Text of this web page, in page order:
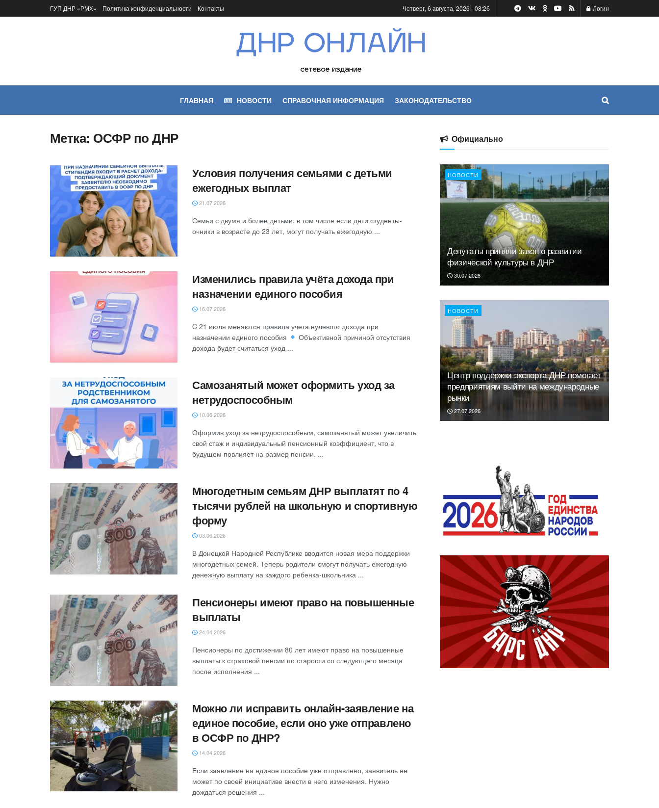
ГУП ДНР «РМХ» Политика конфиденциальности Контакты Четверг, 6 августа, 2026 - 08:26 Логин
ГЛАВНАЯ НОВОСТИ СПРАВОЧНАЯ ИНФОРМАЦИЯ ЗАКОНОДАТЕЛЬСТВО
Метка: ОСФР по ДНР
Условия получения семьями с детьми
ежегодных выплат
21.07.2026
Семьи с двумя и более детьми, в том числе если дети студенты-
очники в возрасте до 23 лет, могут получать ежегодную ...
Изменились правила учёта дохода при
назначении единого пособия
16.07.2026
C 21 июля меняются правила учета нулевого дохода при
назначении единого пособия
Объективной причиной отсутствия
дохода будет считаться уход ...
Самозанятый может оформить уход за
нетрудоспособным
10.06.2026
Оформив уход за нетрудоспособным, самозанятый может увеличить
свой стаж и индивидуальный пенсионный коэффициент, что в
будущем повлияет на размер пенсии. ...
Многодетным семьям ДНР выплатят по 4
тысячи рублей на школьную и спортивную
форму
03.06.2026
В Донецкой Народной Республике вводится новая мера поддержки
многодетных семей. Теперь родители смогут получать ежегодную
денежную выплату на каждого ребенка-школьника ...
Пенсионеры имеют право на повышенные
выплаты
24.04.2026
Пенсионеры по достижении 80 лет имеют право на повышенные
выплаты к страховой пенсии по старости со следующего месяца
после исполнения ...
Можно ли исправить онлайн-заявление на
единое пособие, если оно уже отправлено
в ОСФР по ДНР?
14.04.2026
‎‎Если заявление на единое пособие уже отправлено, заявитель не
может по своей инициативе внести в него изменения. Нужно
дождаться решения ...
Официально
НОВОСТИ
Депутаты приняли закон о развитии
физической культуры в ДНР
30.07.2026
НОВОСТИ
Центр поддержки экспорта ДНР помогает
предприятиям выйти на международные
рынки
27.07.2026